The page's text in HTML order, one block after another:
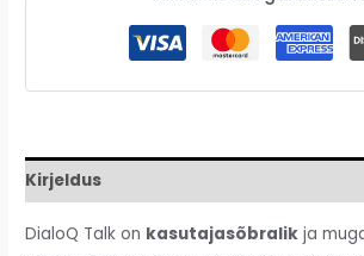
Kirjeldus
DialoQ Talk on kasutajasõbralik ja